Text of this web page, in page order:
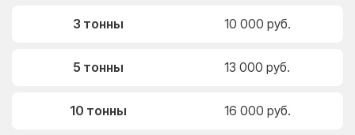
3 тонны 10 000 руб.
5 тонны 13 000 руб.
10 тонны 16 000 руб.